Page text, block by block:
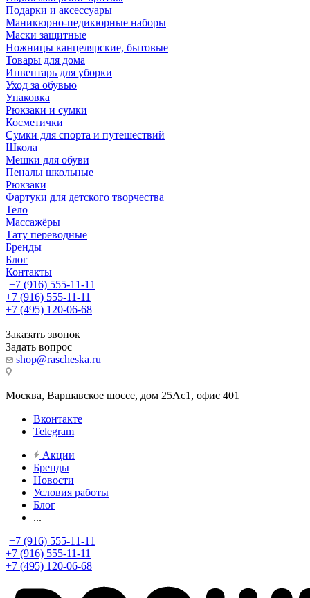
Подарки и аксессуары
Маникюрно-педикюрные наборы
Маски защитные
Ножницы канцелярские, бытовые
Товары для дома
Инвентарь для уборки
Уход за обувью
Упаковка
Рюкзаки и сумки
Косметички
Сумки для спорта и путешествий
Школа
Мешки для обуви
Пеналы школьные
Рюкзаки
Фартуки для детского творчества
Тело
Массажёры
Тату переводные
Бренды
Блог
Контакты
+7 (916) 555-11-11
+7 (916) 555-11-11
+7 (495) 120-06-68
Заказать звонок
Задать вопрос
shop@rascheska.ru
Москва, Варшавское шоссе, дом 25Аc1, офис 401
Вконтакте
Telegram
Акции
Бренды
Новости
Условия работы
Блог
...
+7 (916) 555-11-11
+7 (916) 555-11-11
+7 (495) 120-06-68